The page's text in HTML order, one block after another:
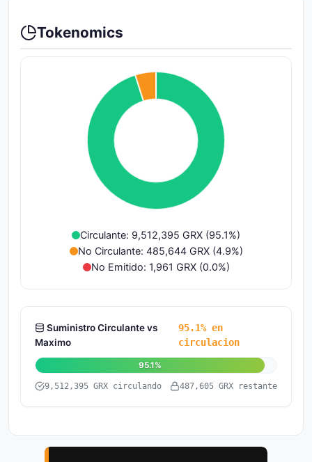
Tokenomics
Circulante: 9,512,395 GRX (95.1%)
No Circulante: 485,644 GRX (4.9%)
No Emitido: 1,961 GRX (0.0%)
Suministro Circulante vs
Maximo
95.1% en
circulacion
95.1%
9,512,395 GRX circulando 487,605 GRX restante